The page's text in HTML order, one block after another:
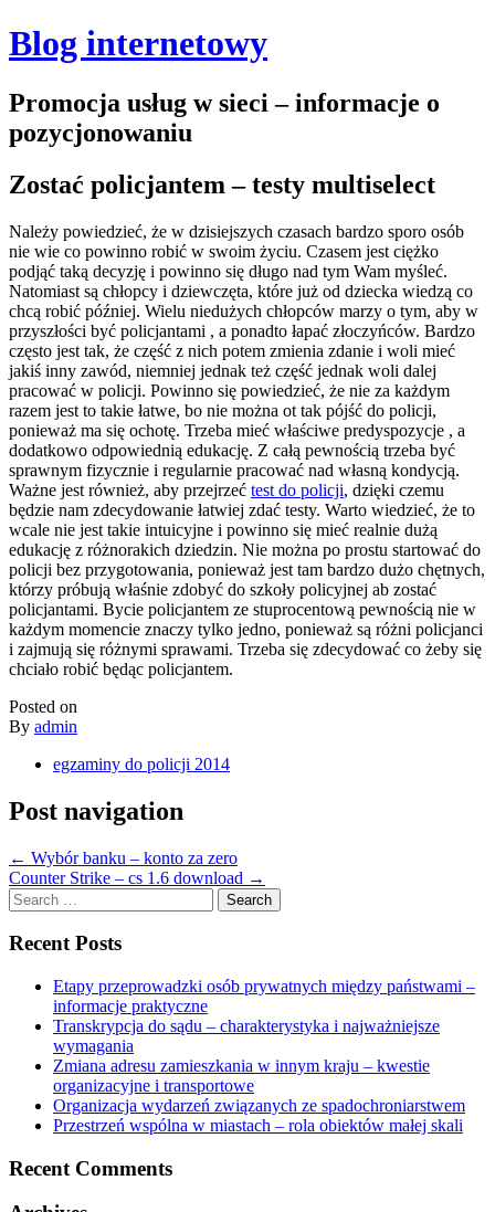
Blog internetowy
Promocja usług w sieci – informacje o
pozycjonowaniu
Zostać policjantem – testy multiselect
Należy powiedzieć, że w dzisiejszych czasach bardzo sporo osób
nie wie co powinno robić w swoim życiu. Czasem jest ciężko
podjąć taką decyzję i powinno się długo nad tym Wam myśleć.
Natomiast są chłopcy i dziewczęta, które już od dziecka wiedzą co
chcą robić później. Wielu niedużych chłopców marzy o tym, aby w
przyszłości być policjantami , a ponadto łapać złoczyńców. Bardzo
często jest tak, że część z nich potem zmienia zdanie i woli mieć
jakiś inny zawód, niemniej jednak też część jednak woli dalej
pracować w policji. Powinno się powiedzieć, że nie za każdym
razem jest to takie łatwe, bo nie można ot tak pójść do policji,
ponieważ ma się ochotę. Trzeba mieć właściwe predyspozycje , a
dodatkowo odpowiednią edukację. Z całą pewnością trzeba być
sprawnym fizycznie i regularnie pracować nad własną kondycją.
Ważne jest również, aby przejrzeć test do policji, dzięki czemu
będzie nam zdecydowanie łatwiej zdać testy. Warto wiedzieć, że to
wcale nie jest takie intuicyjne i powinno się mieć realnie dużą
edukację z różnorakich dziedzin. Nie można po prostu startować do
policji bez przygotowania, ponieważ jest tam bardzo dużo chętnych,
którzy próbują właśnie zdobyć do szkoły policyjnej ab zostać
policjantami. Bycie policjantem ze stuprocentową pewnością nie w
każdym momencie znaczy tylko jedno, ponieważ są różni policjanci
i zajmują się różnymi sprawami. Trzeba się zdecydować co żeby się
chciało robić będąc policjantem.
Posted on
By admin
egzaminy do policji 2014
Post navigation
← Wybór banku – konto za zero
Counter Strike – cs 1.6 download →
Search
for:
Recent Posts
Etapy przeprowadzki osób prywatnych między państwami –
informacje praktyczne
Transkrypcja do sądu – charakterystyka i najważniejsze
wymagania
Zmiana adresu zamieszkania w innym kraju – kwestie
organizacyjne i transportowe
Organizacja wydarzeń związanych ze spadochroniarstwem
Przestrzeń wspólna w miastach – rola obiektów małej skali
Recent Comments